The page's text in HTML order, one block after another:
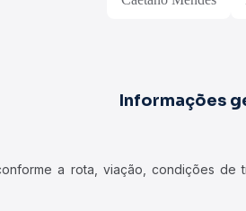
Informações
a rota, viação, condições de